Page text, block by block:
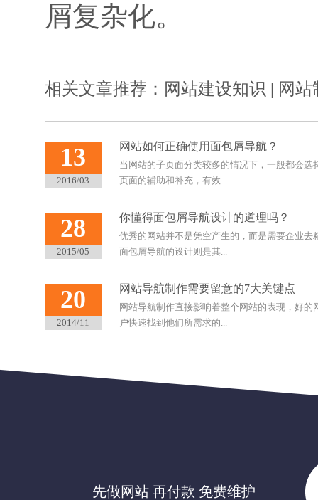
屑复杂化。
相关文章推荐： 网站建设知识 | 网站
13
2016/03
网站如何正确使用面包屑导航？
当网站的子页面分类较多的情况下，一般都会选
页面的辅助和补充，有效...
28
2015/05
你懂得面包屑导航设计的道理吗？
优秀的网站并不是凭空产生的，而是需要企业去
面包屑导航的设计则是其...
20
2014/11
网站导航制作需要留意的7大关键点
网站导航制作直接影响着整个网站的表现，好的
户快速找到他们所需求的...
先做网站 再付款 免费维护